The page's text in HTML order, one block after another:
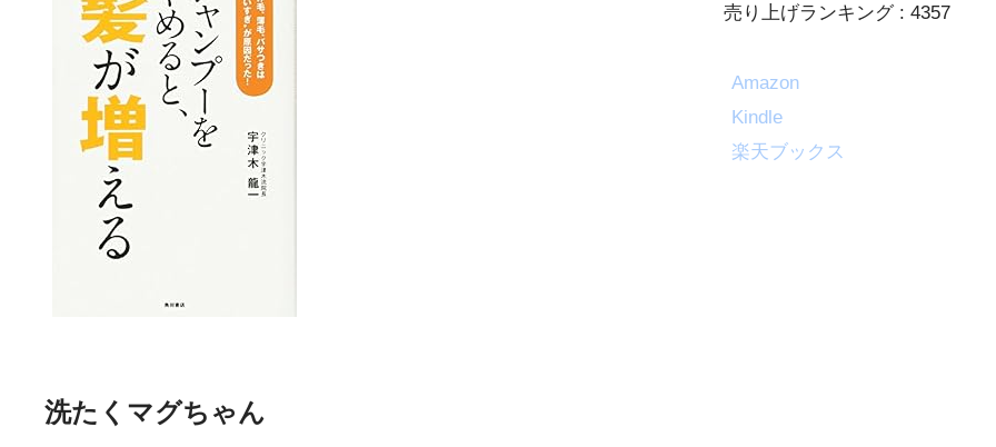
売り上げランキング : 4357
Amazon
Kindle
楽天ブックス
洗たくマグちゃん